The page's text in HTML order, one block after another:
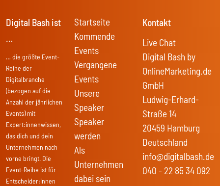
Digital Bash ist
…
… die größte Event-
Reihe der
Digitalbranche
(bezogen auf die
Anzahl der jährlichen
Events) mit
Expert:innenwissen,
das dich und dein
Unternehmen nach
vorne bringt. Die
Event-Reihe ist für
Entscheider:innen
Startseite
Kommende
Events
Vergangene
Events
Unsere
Speaker
Speaker
werden
Als
Unternehmen
dabei sein
Kontakt
Live Chat
Digital Bash by
OnlineMarketing.de
GmbH
Ludwig-Erhard-
Straße 14
20459 Hamburg
Deutschland
info@digitalbash.de
040 - 22 85 34 092